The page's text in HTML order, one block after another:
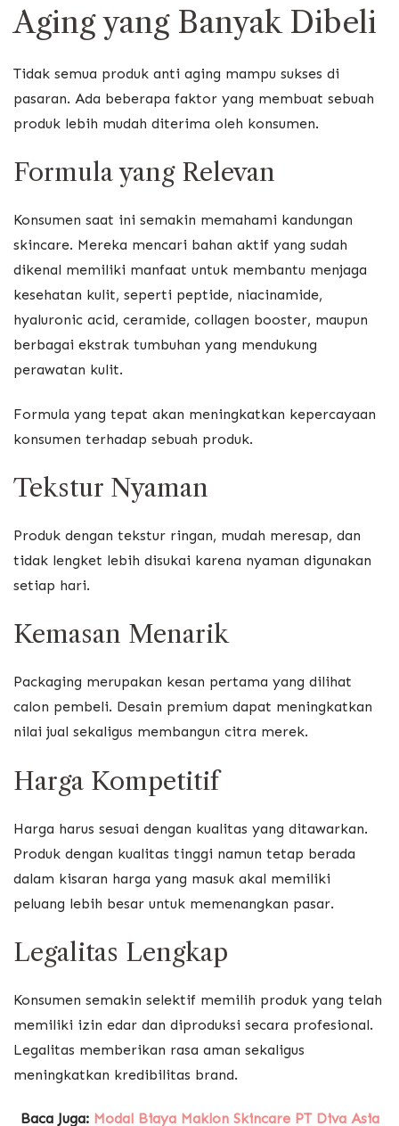
Aging yang Banyak Dibeli
Tidak semua produk anti aging mampu sukses di
pasaran. Ada beberapa faktor yang membuat sebuah
produk lebih mudah diterima oleh konsumen.
Formula yang Relevan
Konsumen saat ini semakin memahami kandungan
skincare. Mereka mencari bahan aktif yang sudah
dikenal memiliki manfaat untuk membantu menjaga
kesehatan kulit, seperti peptide, niacinamide,
hyaluronic acid, ceramide, collagen booster, maupun
berbagai ekstrak tumbuhan yang mendukung
perawatan kulit.
Formula yang tepat akan meningkatkan kepercayaan
konsumen terhadap sebuah produk.
Tekstur Nyaman
Produk dengan tekstur ringan, mudah meresap, dan
tidak lengket lebih disukai karena nyaman digunakan
setiap hari.
Kemasan Menarik
Packaging merupakan kesan pertama yang dilihat
calon pembeli. Desain premium dapat meningkatkan
nilai jual sekaligus membangun citra merek.
Harga Kompetitif
Harga harus sesuai dengan kualitas yang ditawarkan.
Produk dengan kualitas tinggi namun tetap berada
dalam kisaran harga yang masuk akal memiliki
peluang lebih besar untuk memenangkan pasar.
Legalitas Lengkap
Konsumen semakin selektif memilih produk yang telah
memiliki izin edar dan diproduksi secara profesional.
Legalitas memberikan rasa aman sekaligus
meningkatkan kredibilitas brand.
Baca Juga: Modal Biaya Maklon Skincare PT Diva Asia